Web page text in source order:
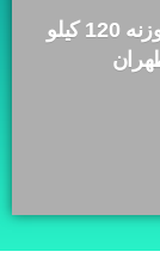
عملية تكميم المعدة لمريض من عمان وزنه 120 كيلو